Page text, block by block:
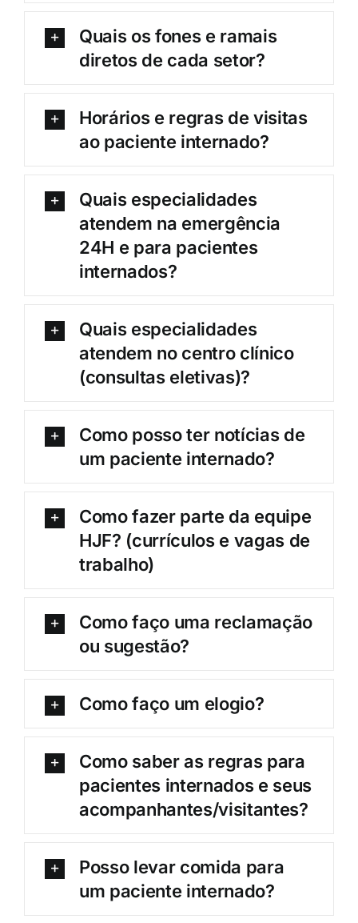
Quais os fones e ramais
diretos de cada setor?
Horários e regras de visitas
ao paciente internado?
Quais especialidades
atendem na emergência
24H e para pacientes
internados?
Quais especialidades
atendem no centro clínico
(consultas eletivas)?
Como posso ter notícias de
um paciente internado?
Como fazer parte da equipe
HJF? (currículos e vagas de
trabalho)
Como faço uma reclamação
ou sugestão?
Como faço um elogio?
Como saber as regras para
pacientes internados e seus
acompanhantes/visitantes?
Posso levar comida para
um paciente internado?